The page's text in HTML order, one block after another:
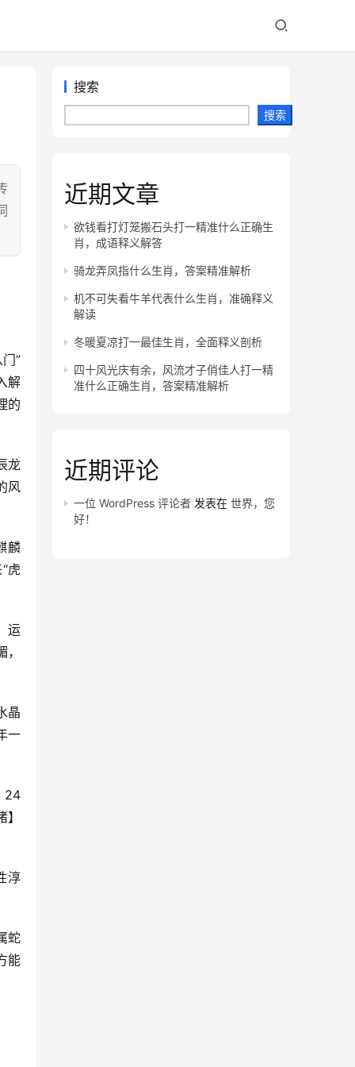
”
解
的
龙
风
麟
虎
运
晶
一
24
淳
蛇
能
搜索
搜索
近期文章
欲钱看打灯笼搬石头打一精准什么正确生
肖，成语释义解答
骑龙弄凤指什么生肖，答案精准解析
机不可失看牛羊代表什么生肖，准确释义
解读
冬暖夏凉打一最佳生肖，全面释义剖析
四十风光庆有余，风流才子俏佳人打一精
准什么正确生肖，答案精准解析
近期评论
一位 WordPress 评论者 发表在 世界，您
好！